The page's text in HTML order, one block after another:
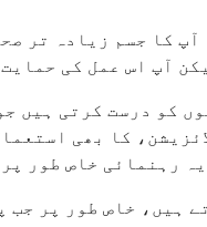
کا جسم زیادہ تر
آپ اس عمل کی حمایت
کو درست کرتی ہیں
کا بھی
رہنمائی خاص طور پر
ہیں، خاص طور پر جب